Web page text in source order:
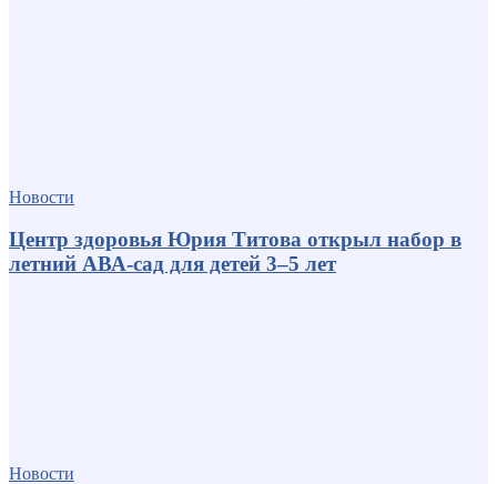
Новости
Центр здоровья Юрия Титова открыл набор в
летний АВА-сад для детей 3–5 лет
Новости